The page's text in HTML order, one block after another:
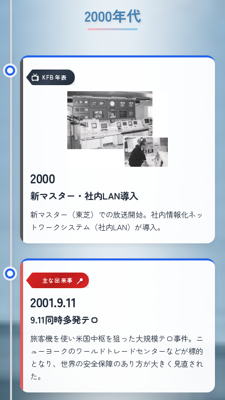
2000年代
KFB年表
2000
新マスター・社内LAN導入
新マスター（東芝）での放送開始。社内情報化ネッ
トワークシステム（社内LAN）が導入。
主な出来事
2001.9.11
9.11同時多発テロ
旅客機を使い米国中枢を狙った大規模テロ事件。ニ
ューヨークのワールドトレードセンターなどが標的
となり、世界の安全保障のあり方が大きく見直され
た。